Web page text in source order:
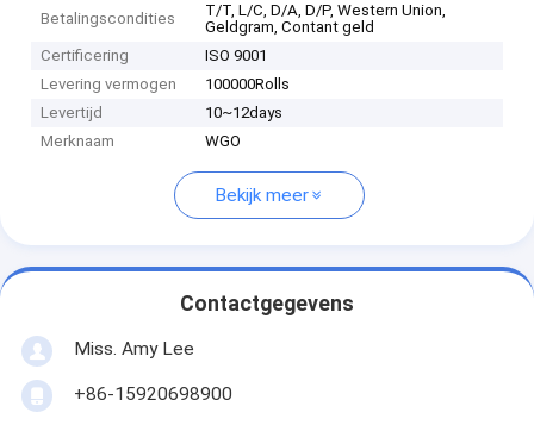
Betalingscondities
T/T, L/C, D/A, D/P, Western Union,
Geldgram, Contant geld
Certificering
ISO 9001
Levering vermogen
100000Rolls
Levertijd
10~12days
Merknaam
WGO
Bekijk meer
Contactgegevens
Miss. Amy Lee
+86-15920698900